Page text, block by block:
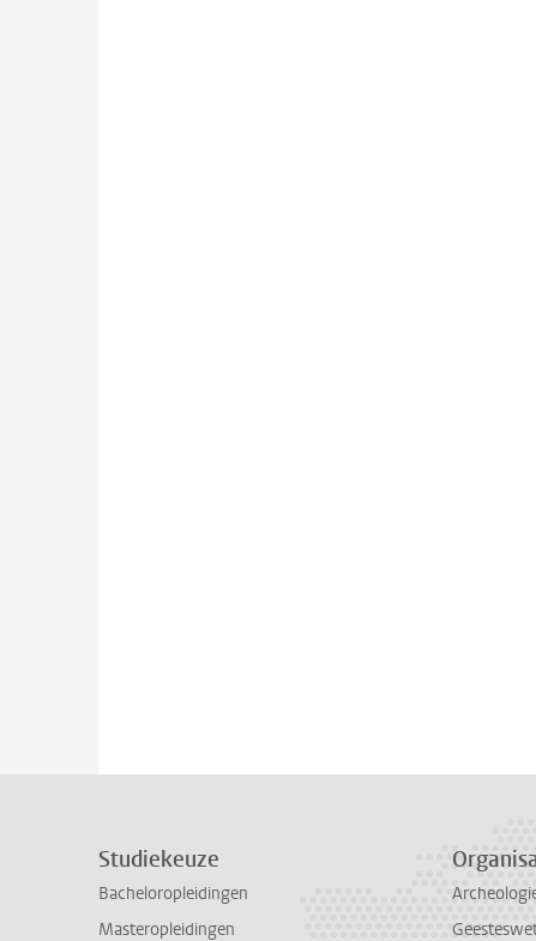
Studiekeuze
Bacheloropleidingen
Masteropleidingen